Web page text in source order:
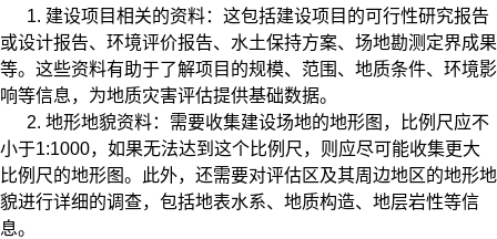
1. 建设项目相关的资料：这包括建设项目的可行性研究报告
或设计报告、环境评价报告、水土保持方案、场地勘测定界成果
等。这些资料有助于了解项目的规模、范围、地质条件、环境影
响等信息，为地质灾害评估提供基础数据。
2. 地形地貌资料：需要收集建设场地的地形图，比例尺应不
小于1:1000，如果无法达到这个比例尺，则应尽可能收集更大
比例尺的地形图。此外，还需要对评估区及其周边地区的地形地
貌进行详细的调查，包括地表水系、地质构造、地层岩性等信
息。